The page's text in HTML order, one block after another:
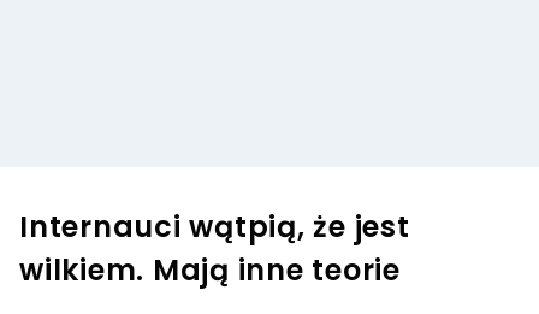
Internauci wątpią, że jest
wilkiem. Mają inne teorie